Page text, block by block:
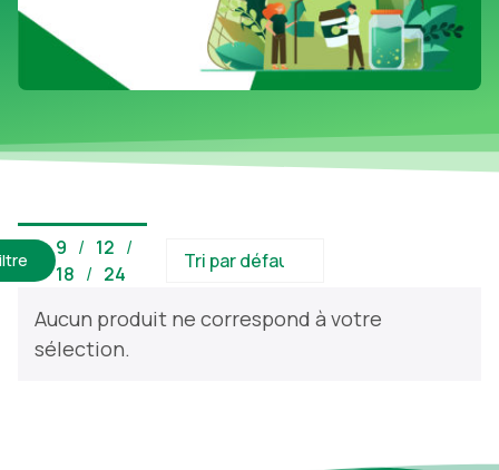
9
12
18
24
Aucun produit ne correspond à votre
sélection.